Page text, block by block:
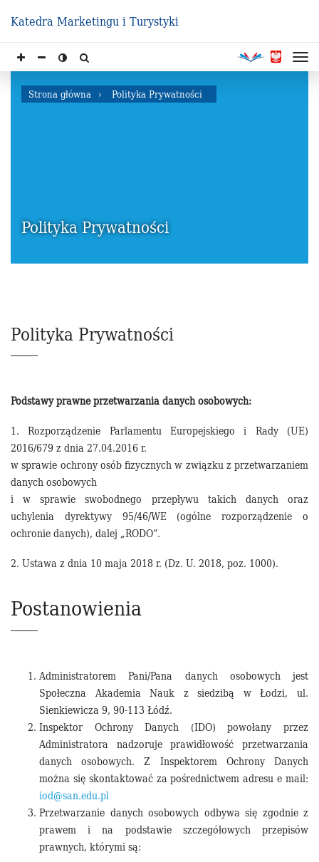
Katedra Marketingu i Turystyki
Strona główna Polityka Prywatności
Polityka Prywatności
Polityka Prywatności
Podstawy prawne przetwarzania danych osobowych:
1. Rozporządzenie Parlamentu Europejskiego i Rady (UE)
2016/679 z dnia 27.04.2016 r.
w sprawie ochrony osób fizycznych w związku z przetwarzaniem
danych osobowych
i w sprawie swobodnego przepływu takich danych oraz
uchylenia dyrektywy 95/46/WE (ogólne rozporządzenie o
ochronie danych), dalej „RODO”.
2. Ustawa z dnia 10 maja 2018 r. (Dz. U. 2018, poz. 1000).
Postanowienia
Administratorem Pani/Pana danych osobowych jest
Społeczna Akademia Nauk z siedzibą w Łodzi, ul.
Sienkiewicza 9, 90-113 Łódź.
Inspektor Ochrony Danych (IDO) powołany przez
Administratora nadzoruje prawidłowość przetwarzania
danych osobowych. Z Inspektorem Ochrony Danych
można się skontaktować za pośrednictwem adresu e mail:
iod@san.edu.pl
Przetwarzanie danych osobowych odbywa się zgodnie z
prawem i na podstawie szczegółowych przepisów
prawnych, którymi są: